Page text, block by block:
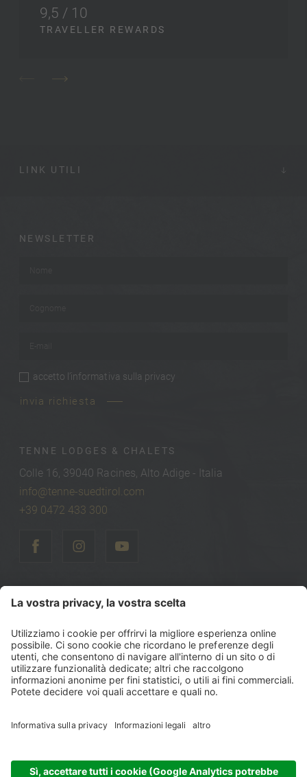
9,5 / 10
TRAVELLER REWARDS
LINK UTILI
NEWSLETTER
privacy
accetto l’informativa sulla privacy
invia richiesta
TENNE LODGES & CHALETS
Colle 16, 39040 Racines, Alto Adige - Italia
info@tenne-suedtirol.com
+39 0472 433 300
©2026 Tenne Lodges & Chalets
Sitemap
Note legali
Politica sulla privacy